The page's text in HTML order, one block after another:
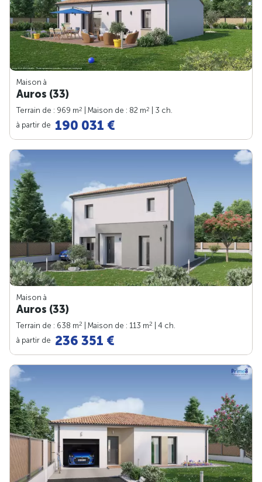
Maison à
Auros (33)
Terrain de : 969 m2 | Maison de : 82 m2
| 3 ch.
à partir de 190 031 €
Maison à
Auros (33)
Terrain de : 638 m2 | Maison de : 113 m2
| 4 ch.
à partir de 236 351 €